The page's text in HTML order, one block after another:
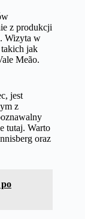
z produkcji
Wizyta w
jak
Meão.
jest
z
tutaj. Warto
oraz